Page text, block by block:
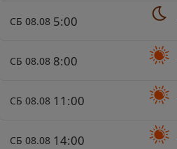
СБ 08.08 5:00
СБ 08.08 8:00
СБ 08.08 11:00
СБ 08.08 14:00